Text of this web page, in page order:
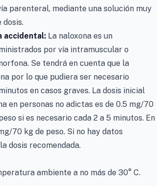
parenteral, mediante una solución muy
dosis.
accidental: La naloxona es un
por vía intramuscular o
Se tendrá en cuenta que la
por lo que pudiera ser necesario
en casos graves. La dosis inicial
en personas no adictas es de 0.5 mg/70
si es necesario cada 2 a 5 minutos. En
70 kg de peso. Si no hay datos
dosis recomendada.
ambiente a no más de 30° C.